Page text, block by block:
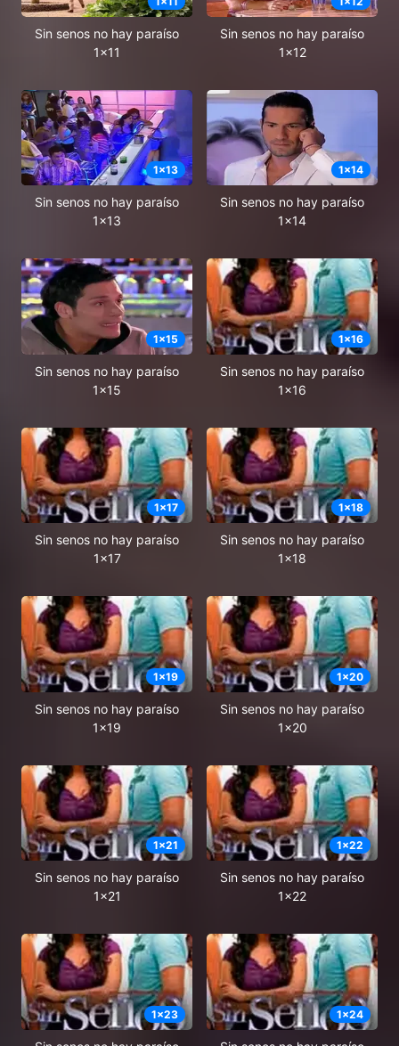
Sin senos no hay paraíso
1x11
Sin senos no hay paraíso
1x12
1x13
Sin senos no hay paraíso
1x13
1x14
Sin senos no hay paraíso
1x14
1x15
Sin senos no hay paraíso
1x15
1x16
Sin senos no hay paraíso
1x16
1x17
Sin senos no hay paraíso
1x17
1x18
Sin senos no hay paraíso
1x18
1x19
Sin senos no hay paraíso
1x19
1x20
Sin senos no hay paraíso
1x20
1x21
Sin senos no hay paraíso
1x21
1x22
Sin senos no hay paraíso
1x22
1x23 1x24